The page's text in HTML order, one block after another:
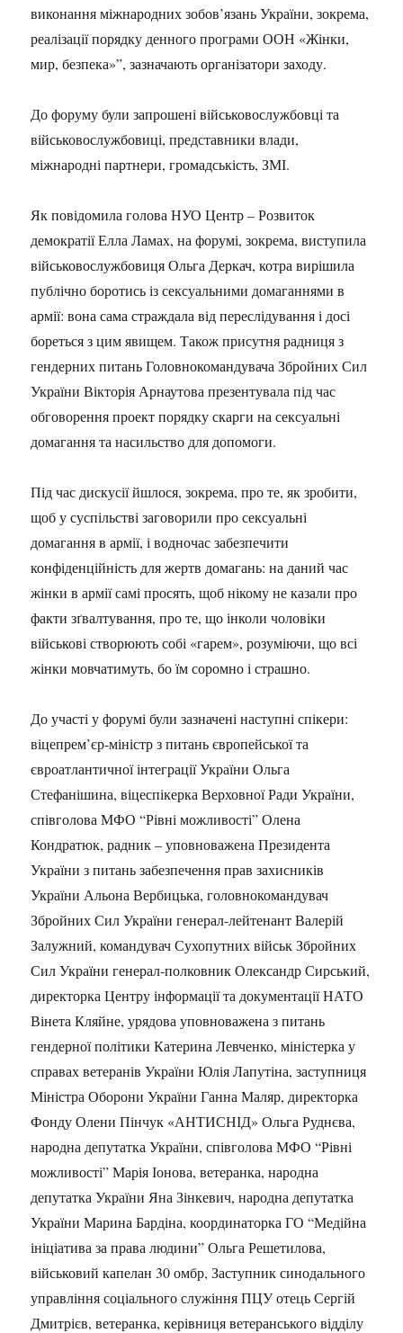
виконання міжнародних зобов’язань України, зокрема,
реалізації порядку денного програми ООН «Жінки,
мир, безпека»”, зазначають організатори заходу.
До форуму були запрошені військовослужбовці та
військовослужбовиці, представники влади,
міжнародні партнери, громадськість, ЗМІ.
Як повідомила голова НУО Центр – Розвиток
демократії Елла Ламах, на форумі, зокрема, виступила
військовослужбовиця Ольга Деркач, котра вирішила
публічно боротись із сексуальними домаганнями в
армії: вона сама страждала від переслідування і досі
бореться з цим явищем. Також присутня радниця з
гендерних питань Головнокомандувача Збройних Сил
України Вікторія Арнаутова презентувала під час
обговорення проект порядку скарги на сексуальні
домагання та насильство для допомоги.
Під час дискусії йшлося, зокрема, про те, як зробити,
щоб у суспільстві заговорили про сексуальні
домагання в армії, і водночас забезпечити
конфіденційність для жертв домагань: на даний час
жінки в армії самі просять, щоб нікому не казали про
факти зґвалтування, про те, що інколи чоловіки
військові створюють собі «гарем», розуміючи, що всі
жінки мовчатимуть, бо їм соромно і страшно.
До участі у форумі були зазначені наступні спікери:
віцепрем’єр-міністр з питань європейської та
євроатлантичної інтеграції України Ольга
Стефанішина, віцеспікерка Верховної Ради України,
співголова МФО “Рівні можливості” Олена
Кондратюк, радник – уповноважена Президента
України з питань забезпечення прав захисників
України Альона Вербицька, головнокомандувач
Збройних Сил України генерал-лейтенант Валерій
Залужний, командувач Сухопутних військ Збройних
Сил України генерал-полковник Олександр Сирський,
директорка Центру інформації та документації НАТО
Вінета Кляйне, урядова уповноважена з питань
гендерної політики Катерина Левченко, міністерка у
справах ветеранів України Юлія Лапутіна, заступниця
Міністра Оборони України Ганна Маляр, директорка
Фонду Олени Пінчук «АНТИСНІД» Ольга Руднєва,
народна депутатка України, співголова МФО “Рівні
можливості” Марія Іонова, ветеранка, народна
депутатка України Яна Зінкевич, народна депутатка
України Марина Бардіна, координаторка ГО “Медійна
ініціатива за права людини” Ольга Решетилова,
військовий капелан 30 омбр, Заступник синодального
управління соціального служіння ПЦУ отець Сергій
Дмитрієв, ветеранка, керівниця ветеранського відділу